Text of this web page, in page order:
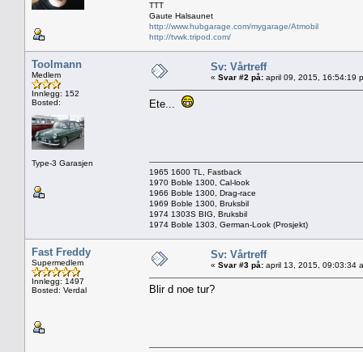
TTT
Gaute Halsaunet
http://www.hubgarage.com/mygarage/Atmobil
http://tvwk.tripod.com/
Toolmann
Medlem
Innlegg: 152
Bosted:
Type-3 Garasjen
Sv: Vårtreff
« Svar #2 på: april 09, 2015, 16:54:19
Ete...
1965 1600 TL, Fastback
1970 Boble 1300, Cal-look
1966 Boble 1300, Drag-race
1969 Boble 1300, Bruksbil
1974 1303S BIG, Bruksbil
1974 Boble 1303, German-Look (Prosjekt)
Fast Freddy
Supermedlem
Innlegg: 1497
Bosted: Verdal
Sv: Vårtreff
« Svar #3 på: april 13, 2015, 09:03:34
Blir d noe tur?